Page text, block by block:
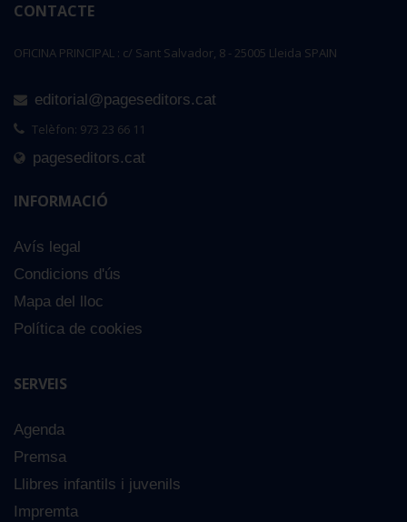
CONTACTE
OFICINA PRINCIPAL : c/ Sant Salvador, 8 - 25005 Lleida SPAIN
editorial@pageseditors.cat
Telèfon: 973 23 66 11
pageseditors.cat
INFORMACIÓ
Avís legal
Condicions d'ús
Mapa del lloc
Política de cookies
SERVEIS
Agenda
Premsa
Llibres infantils i juvenils
Impremta